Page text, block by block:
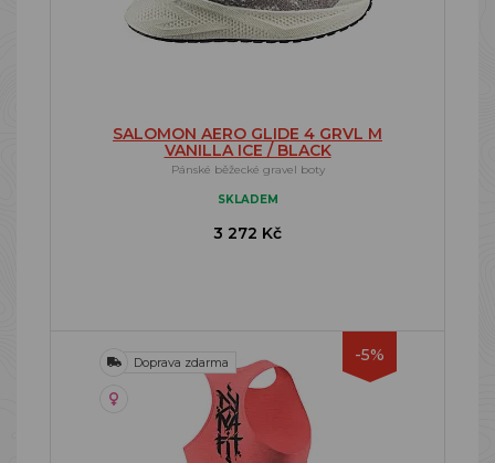
SALOMON AERO GLIDE 4 GRVL M
VANILLA ICE / BLACK
Pánské běžecké gravel boty
SKLADEM
3 272 Kč
-5%
Doprava zdarma